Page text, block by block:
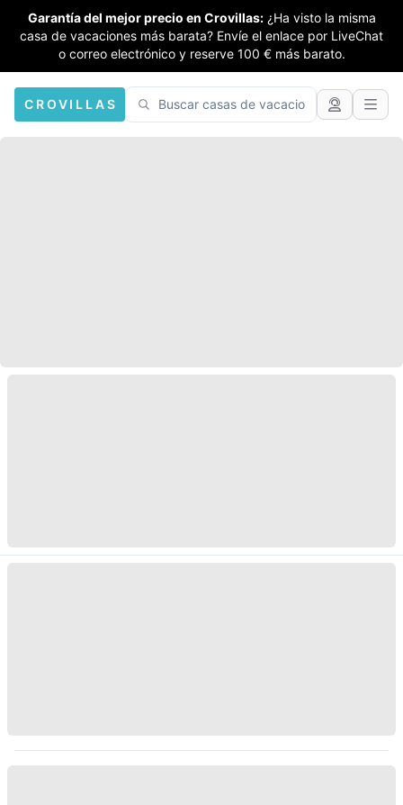
Garantía del mejor precio en Crovillas: ¿Ha visto la misma
casa de vacaciones más barata? Envíe el enlace por LiveChat
o correo electrónico y reserve 100 € más barato.
CROVILLAS